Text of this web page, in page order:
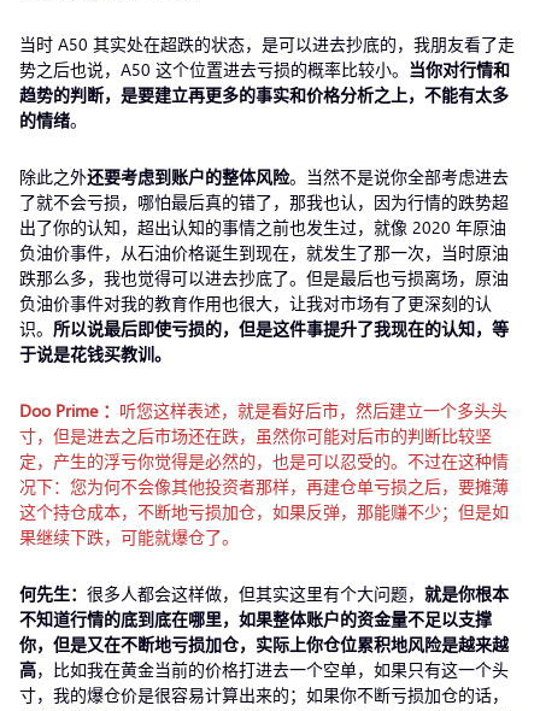
当时 A50 其实处在超跌的状态，是可以进去抄底的，我朋友看了走
势之后也说，A50 这个位置进去亏损的概率比较小。 当你对行情和
趋势的判断，是要建立再更多的事实和价格分析之上，不能有太多
的情绪。
除此之外还要考虑到账户的整体风险。当然不是说你全部考虑进去
了就不会亏损，哪怕最后真的错了，那我也认，因为行情的跌势超
出了你的认知，超出认知的事情之前也发生过，就像 2020 年原油
负油价事件，从石油价格诞生到现在，就发生了那一次，当时原油
跌那么多，我也觉得可以进去抄底了。但是最后也亏损离场，原油
负油价事件对我的教育作用也很大，让我对市场有了更深刻的认
识。 所以说最后即使亏损的，但是这件事提升了我现在的认知，等
于说是花钱买教训。
Doo Prime： 听您这样表述，就是看好后市，然后建立一个多头头
寸，但是进去之后市场还在跌，虽然你可能对后市的判断比较坚
定，产生的浮亏你觉得是必然的，也是可以忍受的。不过在这种情
况下：您为何不会像其他投资者那样，再建仓单亏损之后，要摊薄
这个持仓成本，不断地亏损加仓，如果反弹，那能赚不少；但是如
果继续下跌，可能就爆仓了。
何先生： 很多人都会这样做，但其实这里有个大问题， 就是你根本
不知道行情的底到底在哪里，如果整体账户的资金量不足以支撑
你，但是又在不断地亏损加仓，实际上你仓位累积地风险是越来越
高，比如我在黄金当前的价格打进去一个空单，如果只有这一个头
寸，我的爆仓价是很容易计算出来的；如果你不断亏损加仓的话，